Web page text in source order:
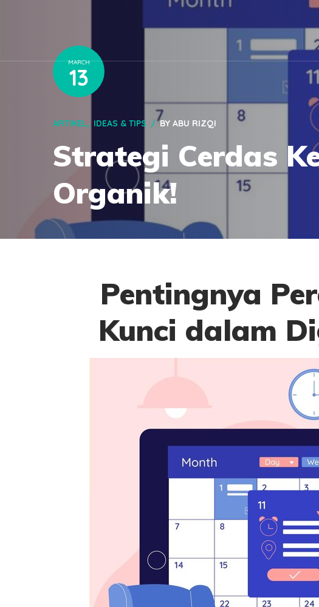
MARCH
13
ARTIKEL IDEAS & TIPS BY ABU RIZQI
Strategi Cerdas
Organik!
Pentingnya
Kunci dalam